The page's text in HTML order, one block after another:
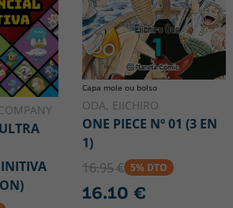
Capa mole ou bolso
ODA, EIICHIRO
ONE PIECE Nº 01 (3 EN
1)
16.95 € 5% DTO
16.10 €